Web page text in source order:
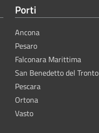
Porti
Ancona
Pesaro
Falconara Marittima
San Benedetto del Tronto
Pescara
Ortona
Vasto